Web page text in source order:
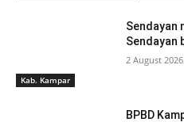
Kab. Kampar
Sendayan
Sendayan
2 August 2026
BPBD